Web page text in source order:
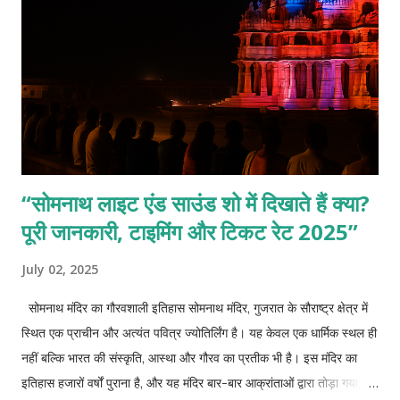
“सोमनाथ लाइट एंड साउंड शो में दिखाते हैं क्या?
पूरी जानकारी, टाइमिंग और टिकट रेट 2025”
July 02, 2025
सोमनाथ मंदिर का गौरवशाली इतिहास सोमनाथ मंदिर, गुजरात के सौराष्ट्र क्षेत्र में
स्थित एक प्राचीन और अत्यंत पवित्र ज्योतिर्लिंग है। यह केवल एक धार्मिक स्थल ही
नहीं बल्कि भारत की संस्कृति, आस्था और गौरव का प्रतीक भी है। इस मंदिर का
इतिहास हजारों वर्षों पुराना है, और यह मंदिर बार-बार आक्रांताओं द्वारा तोड़ा गया,